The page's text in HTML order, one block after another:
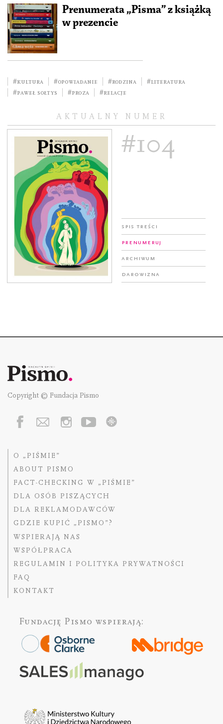
Prenumerata „Pisma” z książką
w prezencie
#kultura #opowiadanie #rodzina
#literatura
#Paweł Sołtys
#Proza #relacje
AKTUALNY NUMER
#104
Spis treści
Prenumeruj
Archiwum
Darowizna
Copyright © Fundacja Pismo
O „PIŚMIE”
ABOUT PISMO
FACT-CHECKING W „PIŚMIE”
DLA OSÓB PISZĄCYCH
DLA REKLAMODAWCÓW
GDZIE KUPIĆ „PISMO”?
WSPIERAJĄ NAS
WSPÓŁPRACA
REGULAMIN I POLITYKA PRYWATNOŚCI
FAQ
KONTAKT
Fundację Pismo wspierają: